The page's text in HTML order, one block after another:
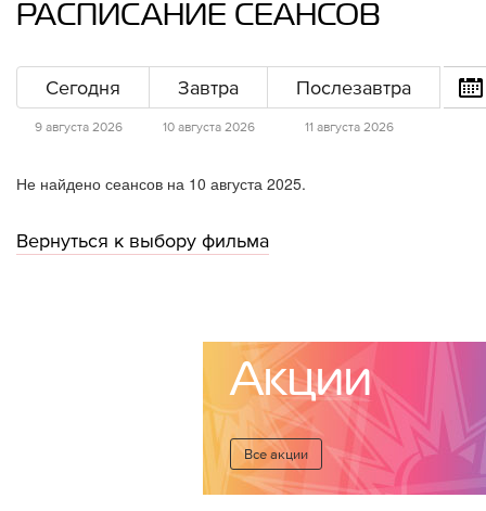
РАСПИСАНИЕ СЕАНСОВ
Сегодня
9 августа 2026
Завтра
10 августа 2026
Послезавтра
11 августа 2026
Не найдено сеансов на 10 августа 2025.
Вернуться к выбору фильма
Акции
Все акции